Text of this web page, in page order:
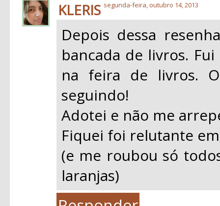
KLERIS segunda-feira, outubro 14, 2013
Depois dessa
bancada de livros.
na feira de livros.
seguindo!
Adotei e não me
Fiquei foi relutante
(e me roubou só
laranjas)